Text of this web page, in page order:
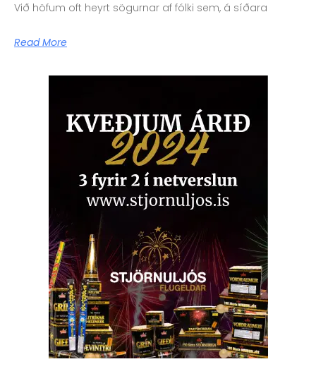
Við höfum oft heyrt sögurnar af fólki sem, á síðara
Read More